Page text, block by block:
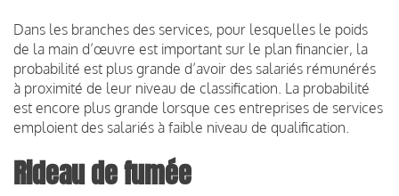
Dans les branches des services, pour lesquelles le poids
de la main d’œuvre est important sur le plan financier, la
probabilité est plus grande d’avoir des salariés rémunérés
à proximité de leur niveau de classification. La probabilité
est encore plus grande lorsque ces entreprises de services
emploient des salariés à faible niveau de qualification.
Rideau de fumée